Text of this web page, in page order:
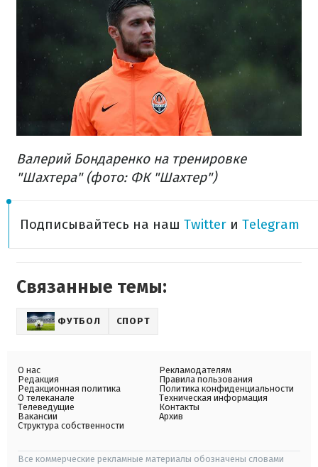
Валерий Бондаренко на тренировке
"Шахтера" (фото: ФК "Шахтер")
Подписывайтесь на наш Twitter и Telegram
Связанные темы:
ФУТБОЛ СПОРТ
О нас
Редакция
Редакционная политика
О телеканале
Телеведущие
Вакансии
Структура собственности
Рекламодателям
Правила пользования
Политика конфиденциальности
Техническая информация
Контакты
Архив
Все коммерческие рекламные материалы обозначены словами